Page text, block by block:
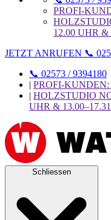
PROFI-
12.00 UHR &
JETZT ANRUFEN 📞
📞 02573 / 9394180
| PROFI-KUNDEN:
| HOLZSTUDIO
UHR &
Schliessen